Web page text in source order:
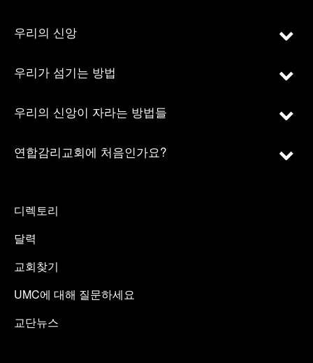
우리의 신앙
우리가 섬기는 방법
우리의 신앙이 자라는 방법들
연합감리교회에 처음인가요?
디렉토리
달력
교회찾기
UMC에 대해 질문하세요
교단뉴스